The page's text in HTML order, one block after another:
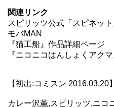
関連リンク
スピリッツ公式「スピネット
モバMAN
『猫工船』作品詳細ページ
『ニコニコはんしょくアク
【初出:コミスン 2016.03.20】
カレー沢薫,スピリッツ,ニコ